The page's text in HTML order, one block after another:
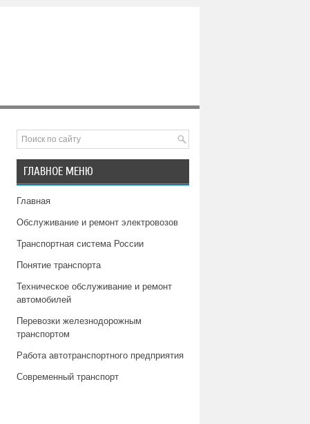
ГЛАВНОЕ МЕНЮ
Главная
Обслуживание и ремонт электровозов
Транспортная система России
Понятие транспорта
Техническое обслуживание и ремонт
автомобилей
Перевозки железнодорожным
транспортом
Работа автотранспортного предприятия
Современный транспорт